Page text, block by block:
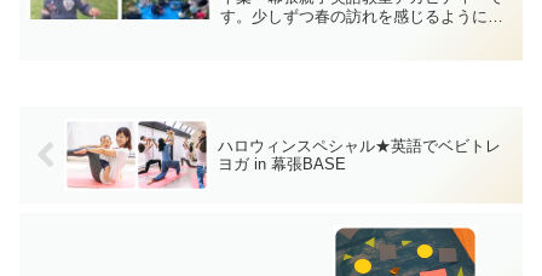
す。少しずつ春の訪れを感じるようにな
ハロウィンスペシャル★英語でベビトレ
ヨガ in 幕張BASE